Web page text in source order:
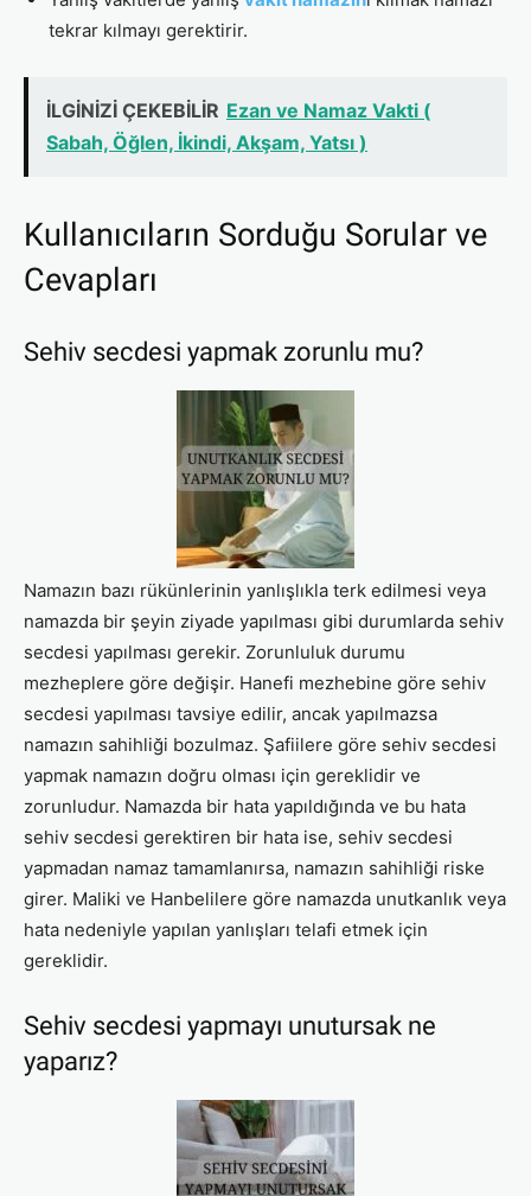
tekrar kılmayı gerektirir.
İLGİNİZİ ÇEKEBİLİR Ezan ve Namaz Vakti (
Sabah, Öğlen, İkindi, Akşam, Yatsı )
Kullanıcıların Sorduğu Sorular ve
Cevapları
Sehiv secdesi yapmak zorunlu mu?
Namazın bazı rükünlerinin yanlışlıkla terk edilmesi veya
namazda bir şeyin ziyade yapılması gibi durumlarda sehiv
secdesi yapılması gerekir. Zorunluluk durumu
mezheplere göre değişir. Hanefi mezhebine göre sehiv
secdesi yapılması tavsiye edilir, ancak yapılmazsa
namazın sahihliği bozulmaz. Şafiilere göre sehiv secdesi
yapmak namazın doğru olması için gereklidir ve
zorunludur. Namazda bir hata yapıldığında ve bu hata
sehiv secdesi gerektiren bir hata ise, sehiv secdesi
yapmadan namaz tamamlanırsa, namazın sahihliği riske
girer. Maliki ve Hanbelilere göre namazda unutkanlık veya
hata nedeniyle yapılan yanlışları telafi etmek için
gereklidir.
Sehiv secdesi yapmayı unutursak ne
yaparız?